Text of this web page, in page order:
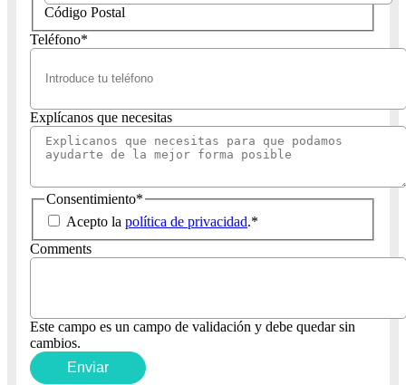
Código Postal
Teléfono*
Explícanos que necesitas
Consentimiento*
Acepto la política de privacidad.*
Comments
Este campo es un campo de validación y debe quedar sin
cambios.